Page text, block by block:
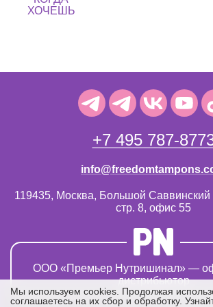
ХОЧЕШЬ
OOO «Премьер Нутришинал» —
дистрибьютор
+7 495 787-
119435, Москва, Большой Саввинский
стр. 8, офис 55
Мы используем cookies. Продолжая
соглашаетесь на их сбор и обработку.